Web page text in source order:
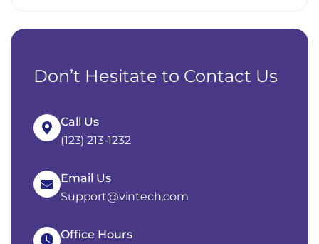
Don’t Hesitate to Contact Us
Call Us
(123) 213-1232
Email Us
Support@vintech.com
Office Hours